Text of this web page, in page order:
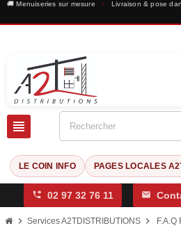
🚚 Menuiseries sur mesure · Livraison & pose
view_headline
LE COIN INFO PAGES LOCALES
phone_forwarded 02 97 32 76 11 mail
chevron_right Services A2TDISTRIBUTIONS chevron_right